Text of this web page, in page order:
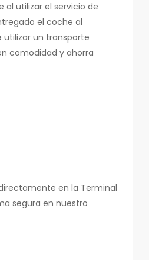
al utilizar el servicio de
el coche al
utilizar un transporte
comodidad y ahorra
en la Terminal
segura en nuestro